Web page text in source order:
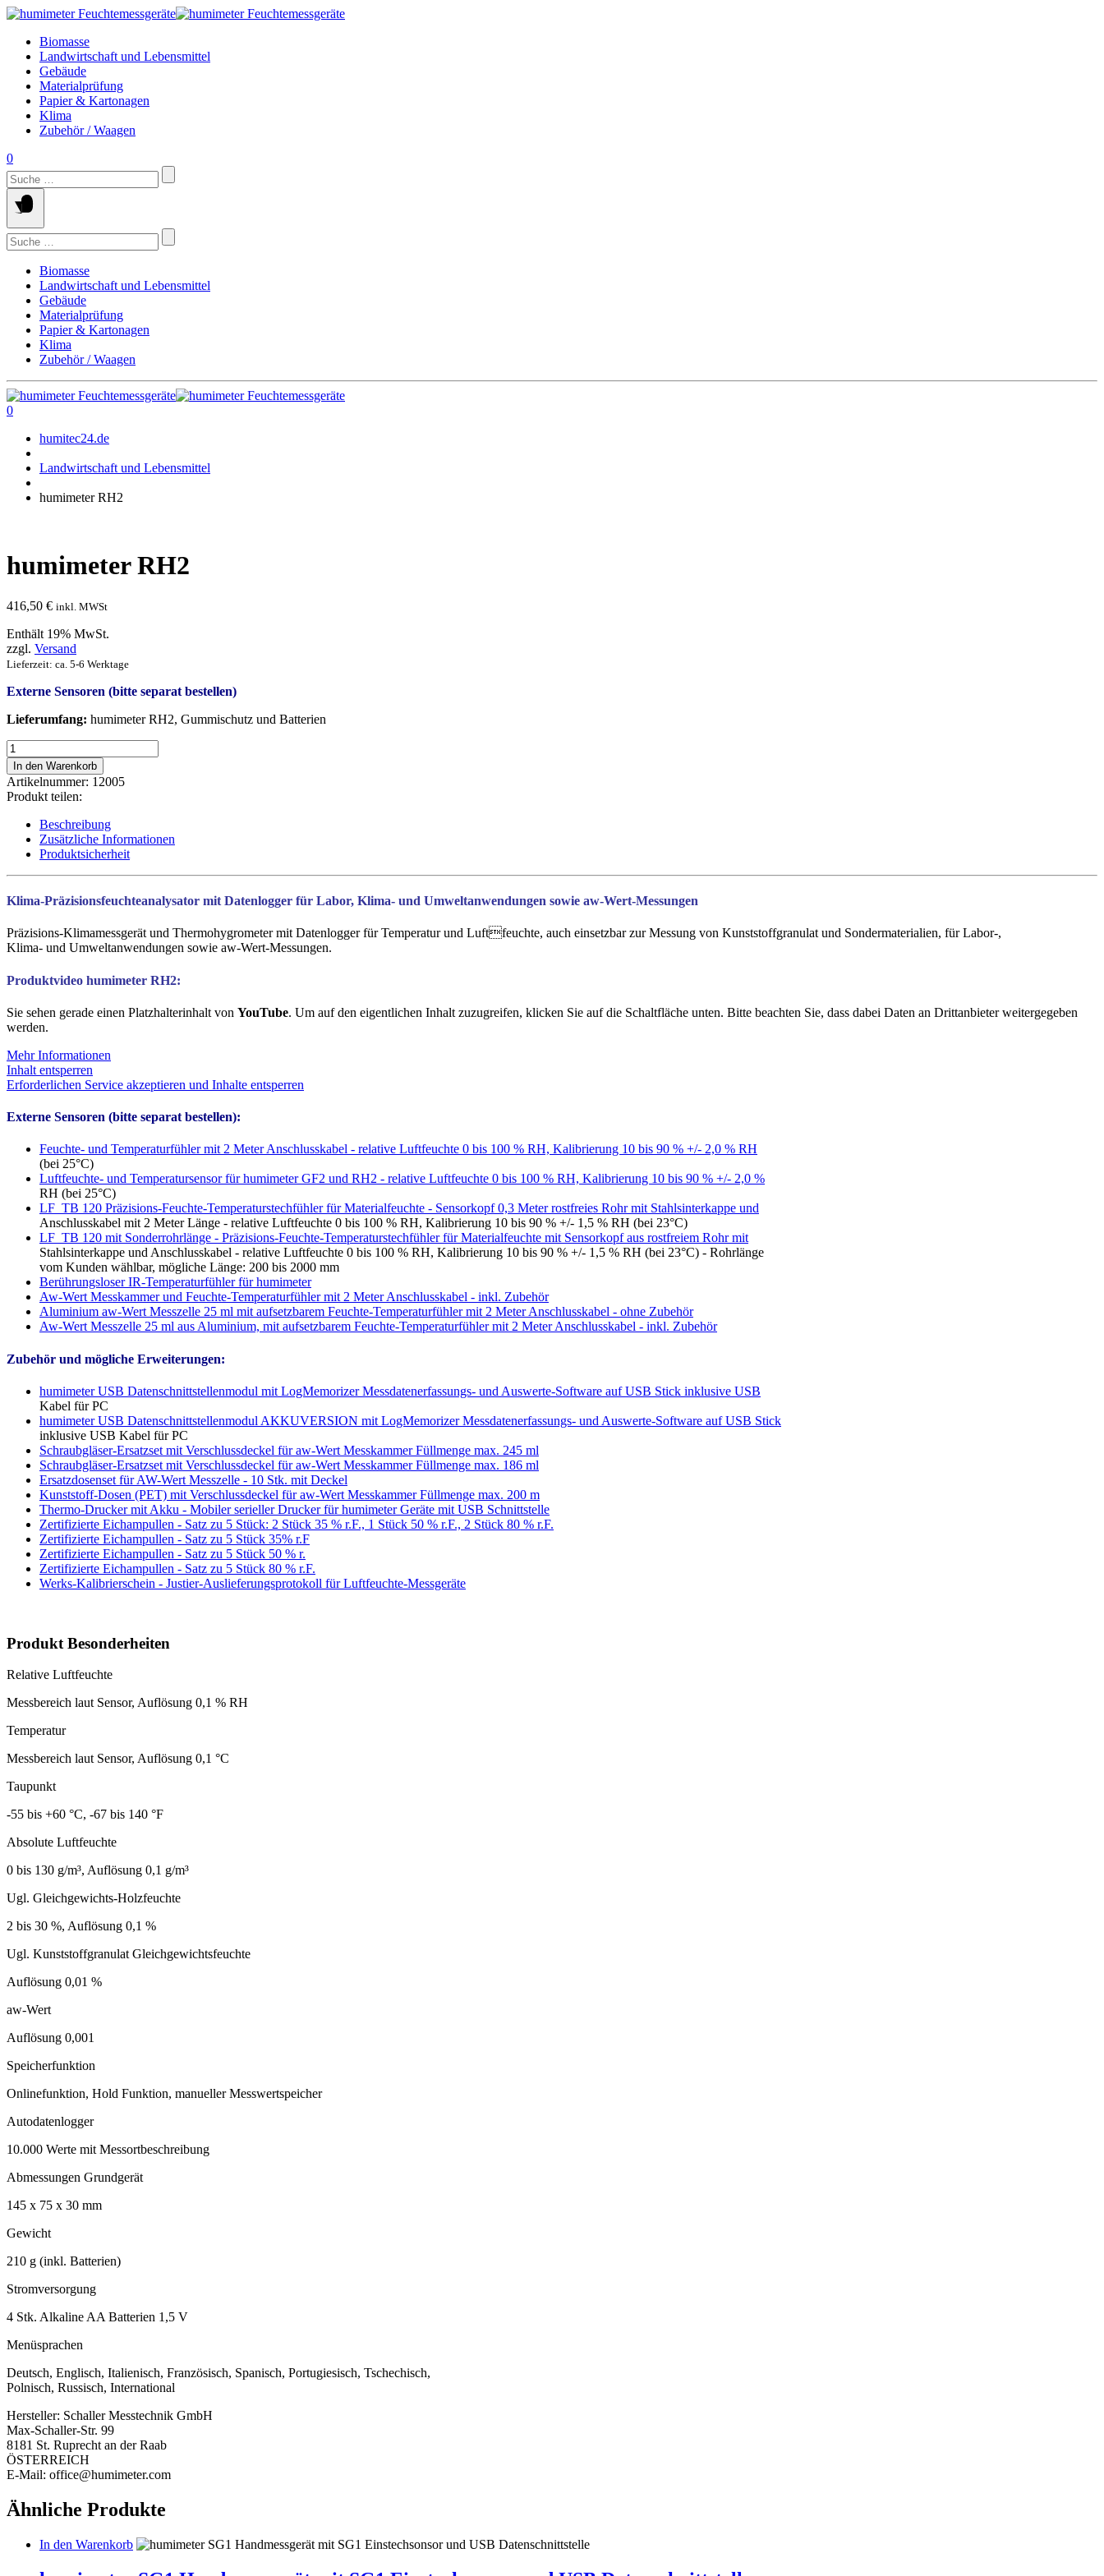
Springe
Inhalt
Biomasse
Landwirtschaft und Lebensmittel
Gebäude
Materialprüfung
Papier & Kartonagen
Klima
Zubehör / Waagen
0
Suchen
nach:
Suchen
nach:
Biomasse
Landwirtschaft und Lebensmittel
Gebäude
Materialprüfung
Papier & Kartonagen
Klima
Zubehör / Waagen
0
humitec24.de
Landwirtschaft und Lebensmittel
humimeter RH2
humimeter RH2
416,50 € inkl. MWSt
Enthält 19% MwSt.
zzgl. Versand
Lieferzeit: ca. 5-6 Werktage
Externe Sensoren (bitte separat bestellen)
Lieferumfang: humimeter RH2, Gummischutz und Batterien
humimeter
RH2
Menge
In den Warenkorb
Artikelnummer: 12005
Produkt teilen:
Beschreibung
Zusätzliche Informationen
Produktsicherheit
Klima-Präzisionsfeuchteanalysator mit Datenlogger für Labor, Klima- und Umweltanwendungen sowie aw-Wert-Messungen
Präzisions-Klimamessgerät und Thermohygrometer mit Datenlogger für Temperatur und Luftfeuchte, auch einsetzbar zur Messung von Kunststoffgranulat und Sondermaterialien, für Labor-,
Klima- und Umweltanwendungen sowie aw-Wert-Messungen.
Produktvideo humimeter RH2:
Sie sehen gerade einen Platzhalterinhalt von YouTube. Um auf den eigentlichen Inhalt zuzugreifen, klicken Sie auf die Schaltfläche unten. Bitte beachten Sie, dass dabei Daten an Drittanbieter weitergegeben
werden.
Mehr Informationen
Inhalt entsperren
Erforderlichen Service akzeptieren und Inhalte entsperren
Externe Sensoren (bitte separat bestellen):
Feuchte- und Temperaturfühler mit 2 Meter Anschlusskabel - relative Luftfeuchte 0 bis 100 % RH, Kalibrierung 10 bis 90 % +/- 2,0 % RH
(bei 25°C)
Luftfeuchte- und Temperatursensor für humimeter GF2 und RH2 - relative Luftfeuchte 0 bis 100 % RH, Kalibrierung 10 bis 90 % +/- 2,0 %
RH (bei 25°C)
LF_TB 120 Präzisions-Feuchte-Temperaturstechfühler für Materialfeuchte - Sensorkopf 0,3 Meter rostfreies Rohr mit Stahlsinterkappe und
Anschlusskabel mit 2 Meter Länge - relative Luftfeuchte 0 bis 100 % RH, Kalibrierung 10 bis 90 % +/- 1,5 % RH (bei 23°C)
LF_TB 120 mit Sonderrohrlänge - Präzisions-Feuchte-Temperaturstechfühler für Materialfeuchte mit Sensorkopf aus rostfreiem Rohr mit
Stahlsinterkappe und Anschlusskabel - relative Luftfeuchte 0 bis 100 % RH, Kalibrierung 10 bis 90 % +/- 1,5 % RH (bei 23°C) - Rohrlänge
vom Kunden wählbar, mögliche Länge: 200 bis 2000 mm
Berührungsloser IR-Temperaturfühler für humimeter
Aw-Wert Messkammer und Feuchte-Temperaturfühler mit 2 Meter Anschlusskabel - inkl. Zubehör
Aluminium aw-Wert Messzelle 25 ml mit aufsetzbarem Feuchte-Temperaturfühler mit 2 Meter Anschlusskabel - ohne Zubehör
Aw-Wert Messzelle 25 ml aus Aluminium, mit aufsetzbarem Feuchte-Temperaturfühler mit 2 Meter Anschlusskabel - inkl. Zubehör
Zubehör und mögliche Erweiterungen:
humimeter USB Datenschnittstellenmodul mit LogMemorizer Messdatenerfassungs- und Auswerte-Software auf USB Stick inklusive USB
Kabel für PC
humimeter USB Datenschnittstellenmodul AKKUVERSION mit LogMemorizer Messdatenerfassungs- und Auswerte-Software auf USB Stick
inklusive USB Kabel für PC
Schraubgläser-Ersatzset mit Verschlussdeckel für aw-Wert Messkammer Füllmenge max. 245 ml
Schraubgläser-Ersatzset mit Verschlussdeckel für aw-Wert Messkammer Füllmenge max. 186 ml
Ersatzdosenset für AW-Wert Messzelle - 10 Stk. mit Deckel
Kunststoff-Dosen (PET) mit Verschlussdeckel für aw-Wert Messkammer Füllmenge max. 200 m
Thermo-Drucker mit Akku - Mobiler serieller Drucker für humimeter Geräte mit USB Schnittstelle
Zertifizierte Eichampullen - Satz zu 5 Stück: 2 Stück 35 % r.F., 1 Stück 50 % r.F., 2 Stück 80 % r.F.
Zertifizierte Eichampullen - Satz zu 5 Stück 35% r.F
Zertifizierte Eichampullen - Satz zu 5 Stück 50 % r.
Zertifizierte Eichampullen - Satz zu 5 Stück 80 % r.F.
Werks-Kalibrierschein - Justier-Auslieferungsprotokoll für Luftfeuchte-Messgeräte
Produkt Besonderheiten
Relative Luftfeuchte
Messbereich laut Sensor, Auflösung 0,1 % RH
Temperatur
Messbereich laut Sensor, Auflösung 0,1 °C
Taupunkt
-55 bis +60 °C, -67 bis 140 °F
Absolute Luftfeuchte
0 bis 130 g/m³, Auflösung 0,1 g/m³
Ugl. Gleichgewichts-Holzfeuchte
2 bis 30 %, Auflösung 0,1 %
Ugl. Kunststoffgranulat Gleichgewichtsfeuchte
Auflösung 0,01 %
aw-Wert
Auflösung 0,001
Speicherfunktion
Onlinefunktion, Hold Funktion, manueller Messwertspeicher
Autodatenlogger
10.000 Werte mit Messortbeschreibung
Abmessungen Grundgerät
145 x 75 x 30 mm
Gewicht
210 g (inkl. Batterien)
Stromversorgung
4 Stk. Alkaline AA Batterien 1,5 V
Menüsprachen
Deutsch, Englisch, Italienisch, Französisch, Spanisch, Portugiesisch, Tschechisch,
Polnisch, Russisch, International
Hersteller: Schaller Messtechnik GmbH
Max-Schaller-Str. 99
8181 St. Ruprecht an der Raab
ÖSTERREICH
E-Mail: office@humimeter.com
Ähnliche Produkte
In den Warenkorb